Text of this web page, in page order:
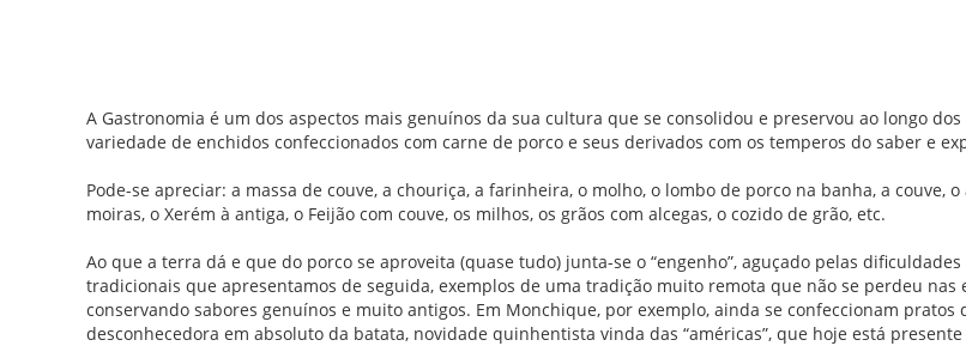
A Gastronomia é um dos aspectos mais genuínos da sua cultura que se consolidou e preservou ao longo
variedade de enchidos confeccionados com carne de porco e seus derivados com os temperos do saber e
Pode-se apreciar: a massa de couve, a chouriça, a farinheira, o molho, o lombo de porco na banha, a couve,
moiras, o Xerém à antiga, o Feijão com couve, os milhos, os grãos com alcegas, o cozido de grão, etc.
Ao que a terra dá e que do porco se aproveita (quase tudo) junta-se o “engenho”, aguçado pelas
tradicionais que apresentamos de seguida, exemplos de uma tradição muito remota que não se perdeu
conservando sabores genuínos e muito antigos. Em Monchique, por exemplo, ainda se confeccionam
desconhecedora em absoluto da batata, novidade quinhentista vinda das “américas”, que hoje está